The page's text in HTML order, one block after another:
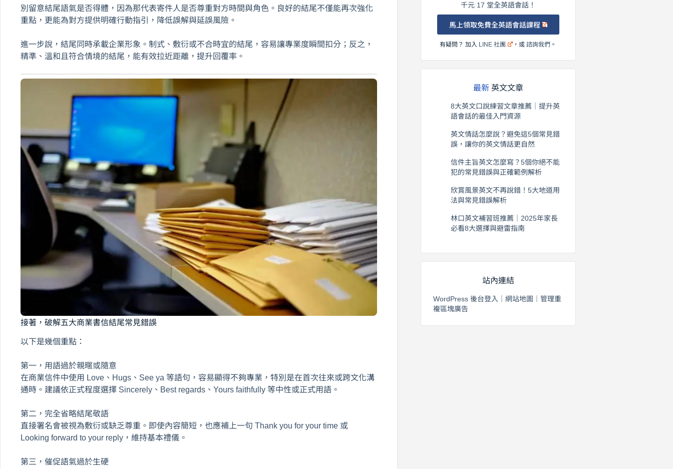
別留意結尾語氣是否得體，因為那代表寄件人是否尊重對方時間與角色。良好的結尾不僅能再次強化
重點，更能為對方提供明確行動指引，降低誤解與延誤風險。
進一步說，結尾同時承載企業形象。制式、敷衍或不合時宜的結尾，容易讓專業度瞬間扣分；反之，
精準、溫和且符合情境的結尾，能有效拉近距離，提升回覆率。
接著，破解五大商業書信結尾常見錯誤
以下是幾個重點：
第一，用語過於親暱或隨意
在商業信件中使用 Love、Hugs、See ya 等語句，容易顯得不夠專業，特別是在首次往來或跨文化溝
通時。建議依正式程度選擇 Sincerely、Best regards、Yours faithfully 等中性或正式用語。
第二，完全省略結尾敬語
直接署名會被視為敷衍或缺乏尊重。即使內容簡短，也應補上一句 Thank you for your time 或
Looking forward to your reply，維持基本禮儀。
第三，催促語氣過於生硬
千元 17 堂全英語會話！
馬上領取免費全英語會話課程
有疑問？ 加入 LINE 社團 ，或諮詢我們 。
最新英文文章
8大英文口說練習文章推薦｜提升英
語會話的最佳入門資源
英文情話怎麼說？避免這5個常見錯
誤，讓你的英文情話更自然
信件主旨英文怎麼寫？5個你絕不能
犯的常見錯誤與正確範例解析
欣賞風景英文不再說錯！5大地道用
法與常見錯誤解析
林口英文補習班推薦｜2025年家長
必看8大選擇與避雷指南
站內連結
WordPress 後台登入 網站地圖
管理重
複區塊廣告